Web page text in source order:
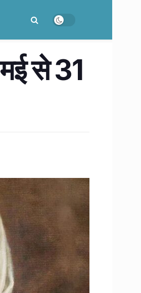
मई से 31